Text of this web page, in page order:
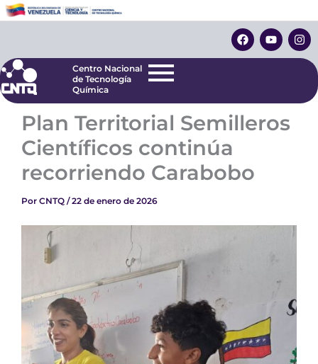
al
F
a
c
o
k
Y
o
u
e
I
n
s
r
Centro Nacional
de Tecnología
Centro Nacional
de Tecnología
Química
Plan Territorial Semilleros
Científicos continúa
recorriendo Carabobo
Por CNTQ /22 de enero de 2026